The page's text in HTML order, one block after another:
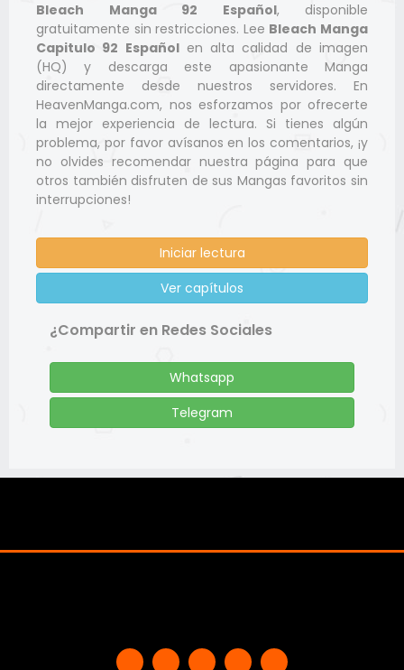
Bleach Manga 92 Español, disponible
gratuitamente sin restricciones. Lee Bleach Manga
Capitulo 92 Españolen alta calidad de imagen
(HQ) y descarga este apasionante Manga
directamente desde nuestros servidores. En
HeavenManga.com, nos esforzamos por ofrecerte
la mejor experiencia de lectura. Si tienes algún
problema, por favor avísanos en los comentarios, ¡y
no olvides recomendar nuestra página para que
otros también disfruten de sus Mangas favoritos sin
interrupciones!
Iniciar lectura
Ver capítulos
¿Compartir en Redes Sociales
Whatsapp
Telegram